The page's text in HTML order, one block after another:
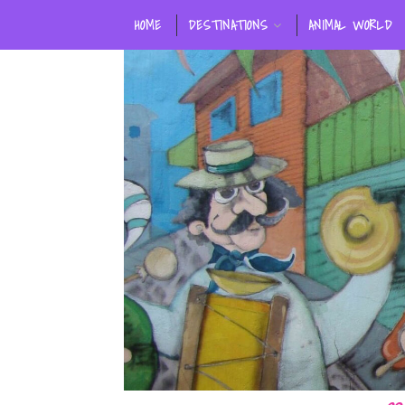
HOME DESTINATIONS ANIMAL WORLD